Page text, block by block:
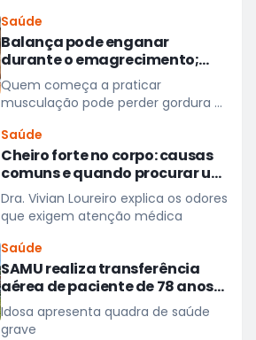
Saúde
Balança pode enganar
durante o emagrecimento;
entenda três motivos
Quem começa a praticar
musculação pode perder gordura e
observar uma queda significativa
na balança
Saúde
Cheiro forte no corpo: causas
comuns e quando procurar um
médico
Dra. Vivian Loureiro explica os odores
que exigem atenção médica
Saúde
SAMU realiza transferência
aérea de paciente de 78 anos
de São Miguel dos Campos
para hospital em Maceió
Idosa apresenta quadra de saúde
grave